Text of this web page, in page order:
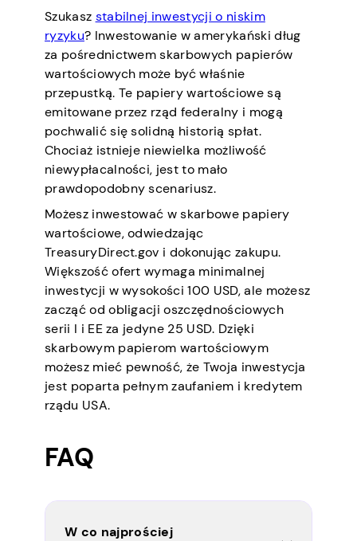
Szukasz stabilnej inwestycji o niskim
ryzyku? Inwestowanie w amerykański dług
za pośrednictwem skarbowych papierów
wartościowych może być właśnie
przepustką. Te papiery wartościowe są
emitowane przez rząd federalny i mogą
pochwalić się solidną historią spłat.
Chociaż istnieje niewielka możliwość
niewypłacalności, jest to mało
prawdopodobny scenariusz.
Możesz inwestować w skarbowe papiery
wartościowe, odwiedzając
TreasuryDirect.gov i dokonując zakupu.
Większość ofert wymaga minimalnej
inwestycji w wysokości 100 USD, ale możesz
zacząć od obligacji oszczędnościowych
serii I i EE za jedyne 25 USD. Dzięki
skarbowym papierom wartościowym
możesz mieć pewność, że Twoja inwestycja
jest poparta pełnym zaufaniem i kredytem
rządu USA.
FAQ
W co najprościej